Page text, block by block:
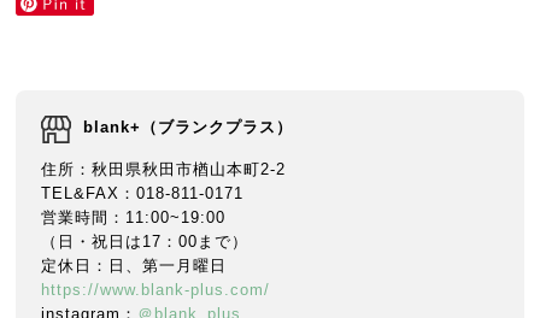
blank+（ブランクプラス）
住所：秋田県秋田市楢山本町2-2
TEL&FAX：018-811-0171
営業時間：11:00~19:00
（日・祝日は17：00まで）
定休日：日、第一月曜日
https://www.blank-plus.com/
instagram： ＠blank_plus